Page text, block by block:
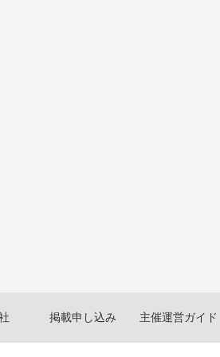
掲載申し込み 主催運営ガイド